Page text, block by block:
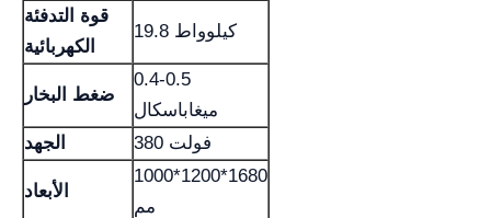
قوة التدفئة
الكهربائية
19.8 كيلوواط
ضغط البخار
0.4-0.5
ميغاباسكال
الجهد
380 فولت
الأبعاد
1000*1200*1680
مم